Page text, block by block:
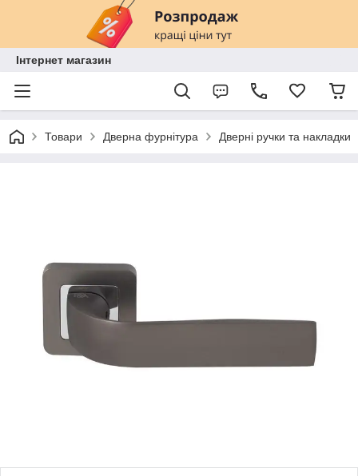
Інтернет магазин
Товари Дверна фурнітура Дверні ручки та накладки